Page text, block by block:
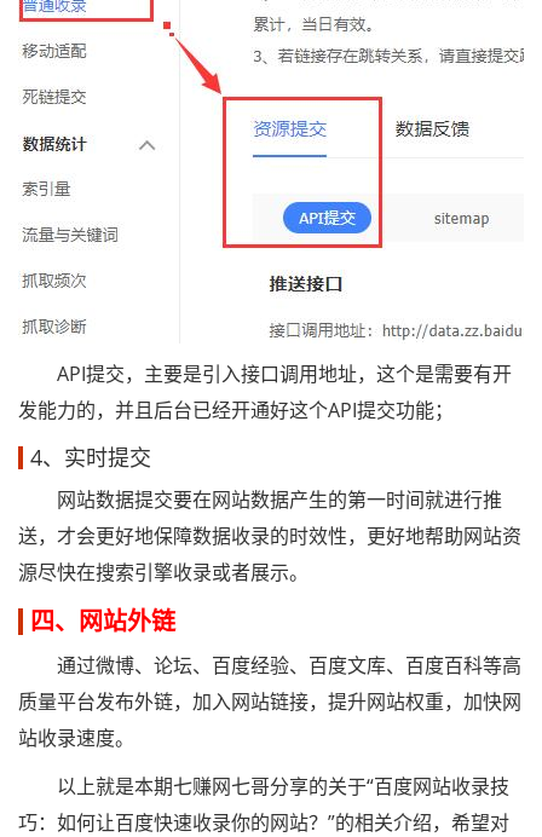
API提交，主要是引入接口调用地址，这个是需要有开
发能力的，并且后台已经开通好这个API提交功能；
4、实时提交
网站数据提交要在网站数据产生的第一时间就进行推
送，才会更好地保障数据收录的时效性，更好地帮助网站资
源尽快在搜索引擎收录或者展示。
四、网站外链
通过微博、论坛、百度经验、百度文库、百度百科等高
质量平台发布外链，加入网站链接，提升网站权重，加快网
站收录速度。
以上就是本期七赚网七哥分享的关于“百度网站收录技
巧：如何让百度快速收录你的网站？”的相关介绍，希望对